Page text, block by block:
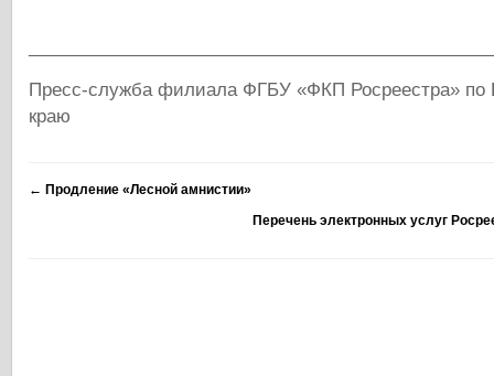
Пресс-служба филиала ФГБУ «ФКП Росреестра» по
краю
← Продление «Лесной амнистии»
Перечень электронных услуг